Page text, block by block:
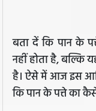
बता दें कि पान के
नहीं होता है, बल्कि
है। ऐसे में आज इस
कि पान के पत्ते का